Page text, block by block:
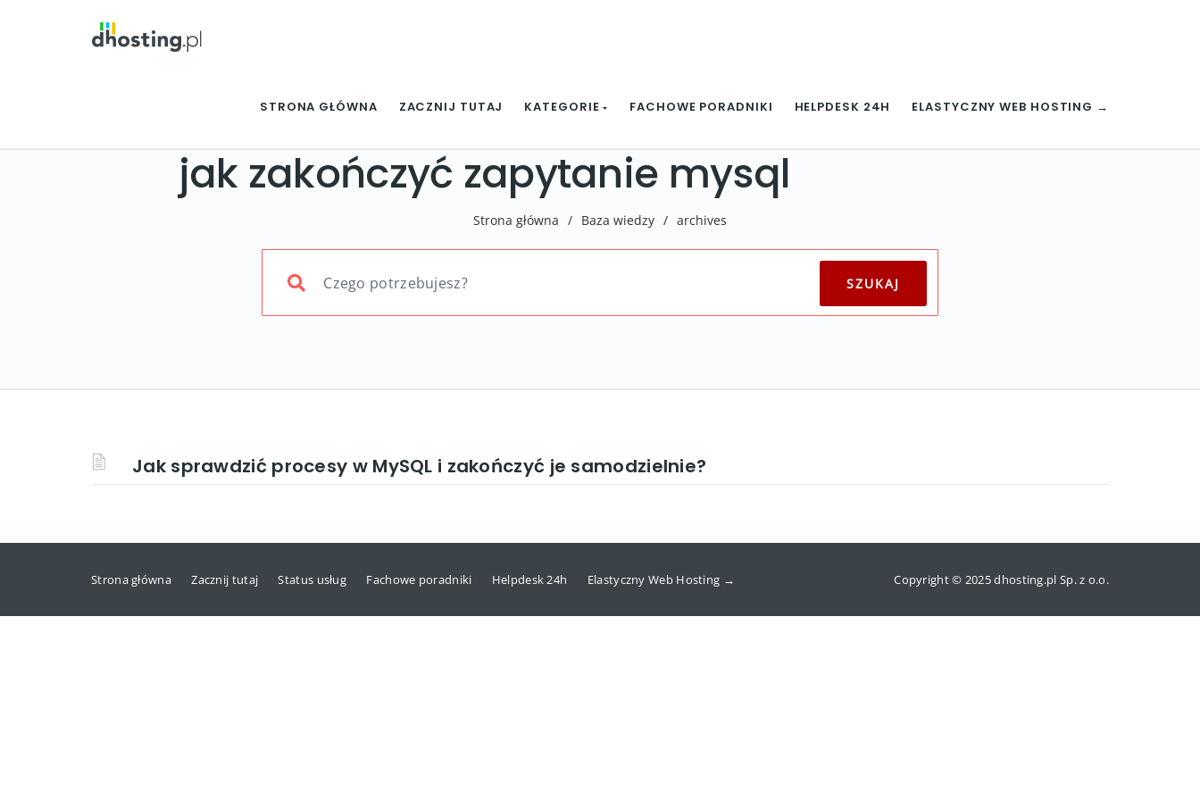
STRONA GŁÓWNA ZACZNIJ TUTAJ KATEGORIE FACHOWE PORADNIKI HELPDESK 24H ELASTYCZNY WEB HOSTING →
jak zakończyć zapytanie mysql
Strona główna / Baza wiedzy / archives
Jak sprawdzić procesy w MySQL i zakończyć je samodzielnie?
Strona główna Zacznij tutaj Status usług Fachowe poradniki Helpdesk 24h Elastyczny Web Hosting → Copyright © 2025 dhosting.pl Sp. z o.o.